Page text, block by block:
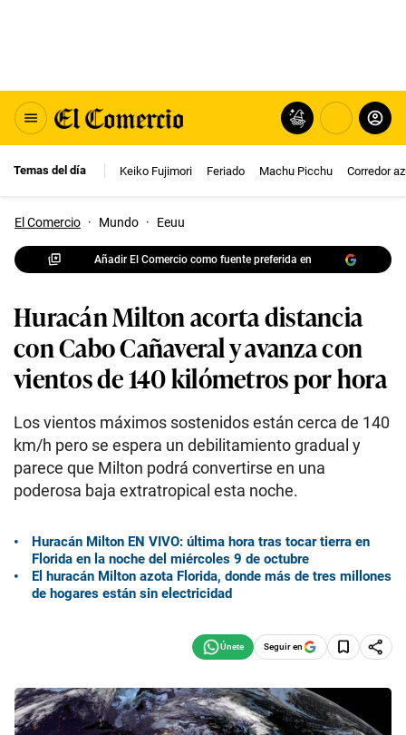
Temas del día Keiko Fujimori Feriado Machu Picchu Corredor
El Comercio · Mundo · Eeuu
Añadir El Comercio como fuente preferida en
Huracán Milton acorta distancia
con Cabo Cañaveral y avanza con
vientos de 140 kilómetros por hora
Los vientos máximos sostenidos están cerca de 140
km/h pero se espera un debilitamiento gradual y
parece que Milton podrá convertirse en una
poderosa baja extratropical esta noche.
Huracán Milton EN VIVO: última hora tras tocar tierra en
Florida en la noche del miércoles 9 de octubre
El huracán Milton azota Florida, donde más de tres millones
de hogares están sin electricidad
Seguir en